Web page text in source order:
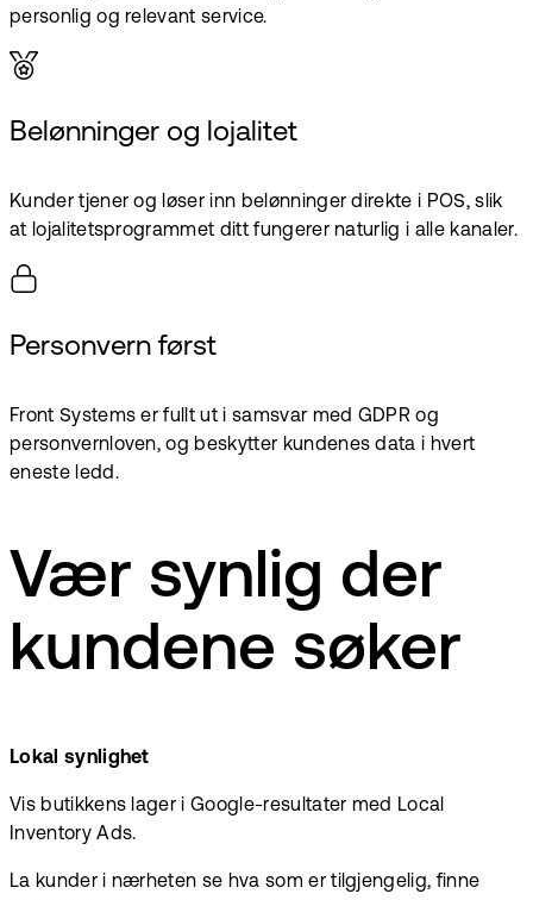
personlig og relevant service.
Belønninger og lojalitet
Kunder tjener og løser inn belønninger direkte i POS, slik
at lojalitetsprogrammet ditt fungerer naturlig i alle kanaler.
Personvern først
Front Systems er fullt ut i samsvar med GDPR og
personvernloven, og beskytter kundenes data i hvert
eneste ledd.
Vær synlig der
kundene søker
Lokal synlighet
Vis butikkens lager i Google-resultater med Local
Inventory Ads.
La kunder i nærheten se hva som er tilgjengelig, finne